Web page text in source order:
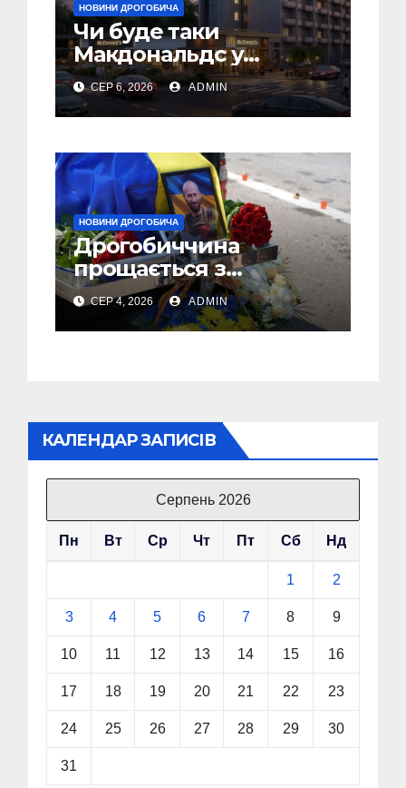
НОВИНИ ДРОГОБИЧА
Чи буде таки
Макдональдс у
Дрогобичі? (Фото)
СЕР 6, 2026 ADMIN
НОВИНИ ДРОГОБИЧА
Дрогобиччина
прощається з
полеглим Воїном
Олегом Торським
СЕР 4, 2026 ADMIN
КАЛЕНДАР ЗАПИСІВ
Серпень 2026
Пн Вт Ср Чт Пт Сб Нд
1 2
3 4 5 6 7 8 9
10 11 12 13 14 15 16
17 18 19 20 21 22 23
24 25 26 27 28 29 30
31